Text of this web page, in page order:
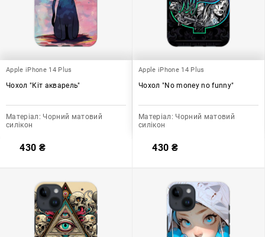
Apple iPhone 14 Plus
Чохол "Кіт акварель"
Матеріал: Чорний матовий
силікон
430 ₴
Apple iPhone 14 Plus
Чохол "No money no funny"
Матеріал: Чорний матовий
силікон
430 ₴